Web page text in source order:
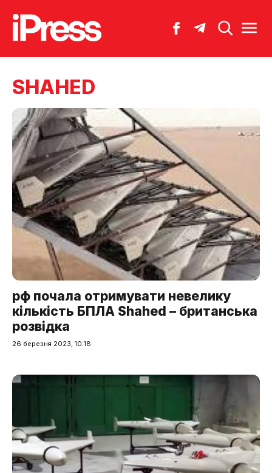
SHAHED
рф почала отримувати невелику
кількість БПЛА Shahed – британська
розвідка
26 березня 2023, 10:18